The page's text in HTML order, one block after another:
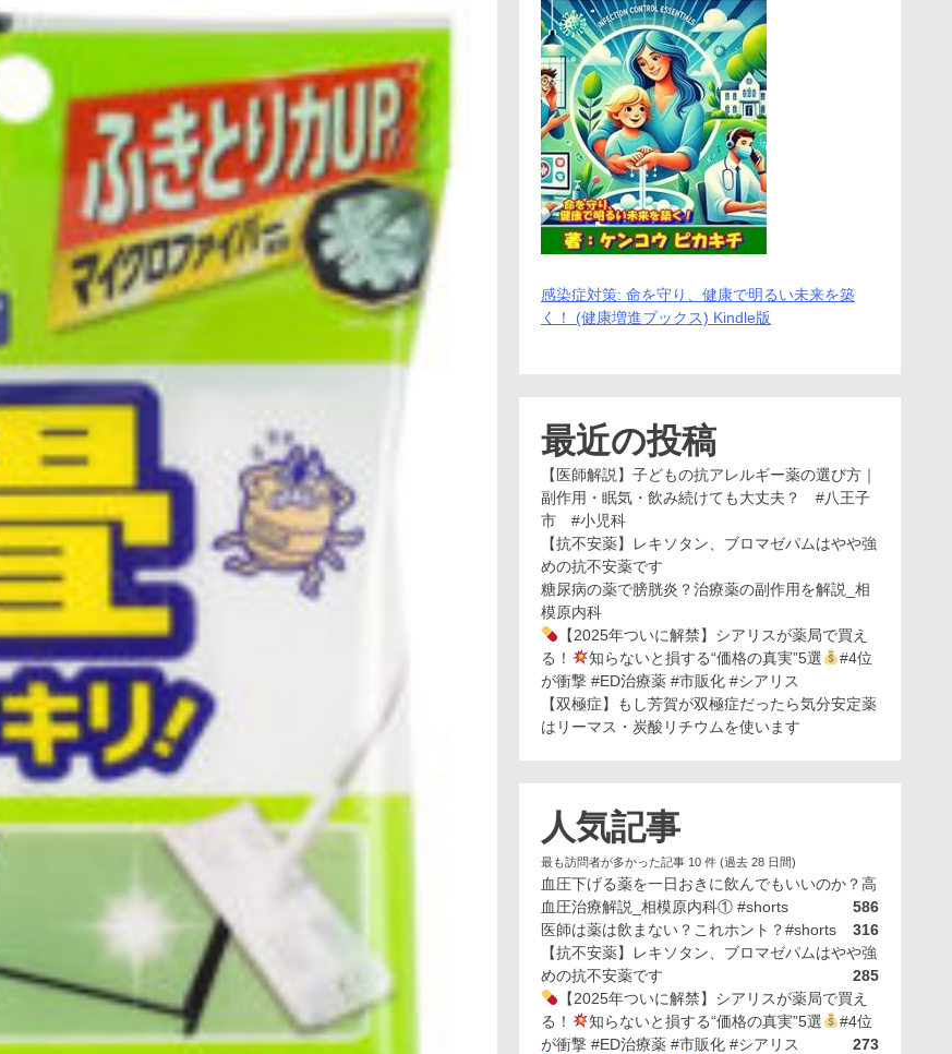
感染症対策: 命を守り、健康で明るい未来を築
く！ (健康増進ブックス) Kindle版
最近の投稿
【医師解説】子どもの抗アレルギー薬の選び方｜
副作用・眠気・飲み続けても大丈夫？ #八王子
市 #小児科
【抗不安薬】レキソタン、ブロマゼパムはやや強
めの抗不安薬です
糖尿病の薬で膀胱炎？治療薬の副作用を解説_相
模原内科
【2025年ついに解禁】シアリスが薬局で買え
る！
知らないと損する“価格の真実”5選
#4位
が衝撃 #ED治療薬 #市販化 #シアリス
【双極症】もし芳賀が双極症だったら気分安定薬
はリーマス・炭酸リチウムを使います
人気記事
最も訪問者が多かった記事 10 件 (過去 28 日間)
血圧下げる薬を一日おきに飲んでもいいのか？高
血圧治療解説_相模原内科① #shorts
586
医師は薬は飲まない？これホント？#shorts
316
【抗不安薬】レキソタン、ブロマゼパムはやや強
めの抗不安薬です
285
【2025年ついに解禁】シアリスが薬局で買え
る！
知らないと損する“価格の真実”5選
#4位
が衝撃 #ED治療薬 #市販化 #シアリス
273